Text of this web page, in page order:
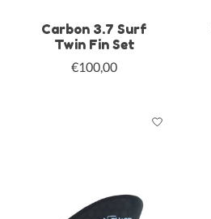
Carbon 3.7 Surf
Twin Fin Set
€100,00